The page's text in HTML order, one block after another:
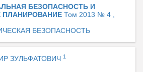
БЕЗОПАСНОСТЬ И
ПЛАНИРОВАНИЕ Том 2013 № 4 ,
БЕЗОПАСНОСТЬ
ЗУЛЬФАТОВИЧ 1